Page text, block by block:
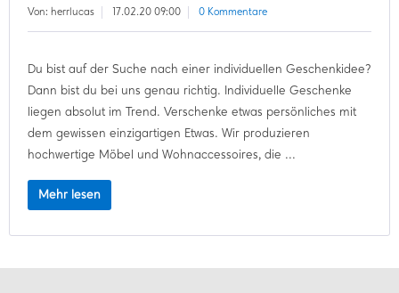
Von: herrlucas 17.02.20 09:00 0 Kommentare
Du bist auf der Suche nach einer individuellen Geschenkidee?
Dann bist du bei uns genau richtig. Individuelle Geschenke
liegen absolut im Trend. Verschenke etwas persönliches mit
dem gewissen einzigartigen Etwas. Wir produzieren
hochwertige Möbel und Wohnaccessoires, die ...
Mehr lesen